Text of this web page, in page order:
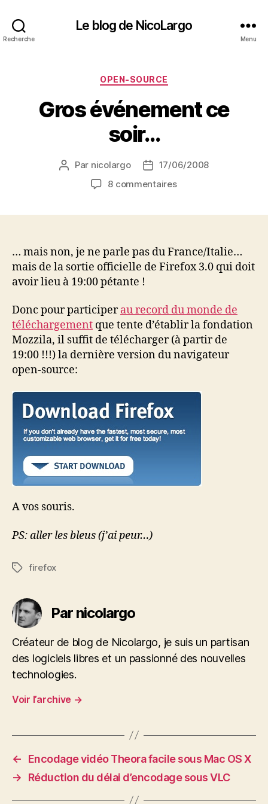
Recherche
Le blog de NicoLargo
Menu
Catégories
OPEN-SOURCE
Gros événement ce
soir…
Auteur
l’article
Par nicolargo
Date17/06/2008
8 commentairessur
… mais non, je ne parle pas du France/Italie…
mais de la sortie officielle de Firefox 3.0 qui doit
avoir lieu à 19:00 pétante !
Donc pour participerau record du monde de
téléchargement que tente d’établir la fondation
Mozzila, il suffit de télécharger (à partir de
19:00 !!!) la dernière version du navigateur
open-source:
A vos souris.
PS: aller les bleus (j’ai peur…)
Étiquettes
firefox
Par nicolargo
Créateur de blog de Nicolargo, je suis un partisan
des logiciels libres et un passionné des nouvelles
technologies.
Voir l’archive →
←
Encodage vidéo Theora facile sous Mac OS X
→
Réduction du délai d’encodage sous VLC